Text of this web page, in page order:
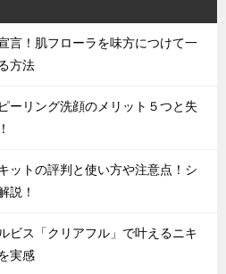
言！肌フローラを味方につけて一
方法
ーリング洗顔のメリット５つと失
ットの評判と使い方や注意点！シ
説！
ビス「クリアフル」で叶えるニキ
実感